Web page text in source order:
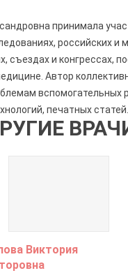
принимала
российских и
съездах и конгрессах,
Автор
вспомогательных
печатных статей.
Виктория